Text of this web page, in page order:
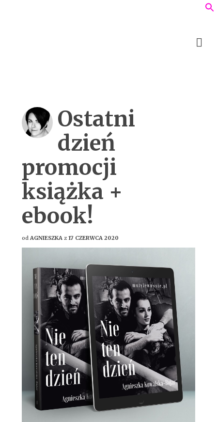
Ostatni
dzień
promocji
książka +
ebook!
od AGNIESZKA z 17 CZERWCA 2020